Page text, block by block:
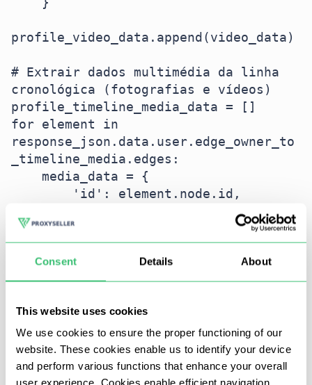
Consent Details About
This website uses cookies
We use cookies to ensure the proper functioning of our
website. These cookies enable us to identify your device
and perform various functions that enhance your overall
user experience. Cookies enable efficient navigation
profile_video_data.append(video_data)
# Extrair dados multimédia da linha
cronológica (fotografias e vídeos)
profile_timeline_media_data = []
for element in
response_json.data.user.edge_owner_to
_timeline_media.edges:
element.node.shortcode,
        'media url':
element.node.display_url,
        'comment count':
unt,
        'like count':
element.node.edge_liked_by.count,
    }